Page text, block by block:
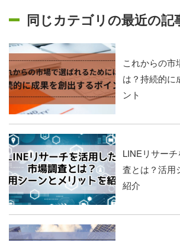
同じカテゴリの最近の記
これからの市
は？持続的に
ント
LINEリサー
査とは？活用
紹介